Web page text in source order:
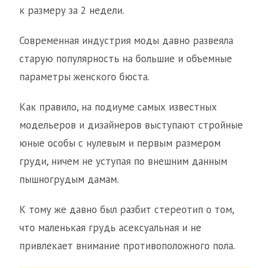
к размеру за 2 недели.
Современная индустрия моды давно развеяла
старую популярность на большие и объемные
параметры женского бюста.
Как правило, на подиуме самых известных
модельеров и дизайнеров выступают стройные
юные особы с нулевым и первым размером
груди, ничем не уступая по внешним данным
пышногрудым дамам.
К тому же давно был разбит стереотип о том,
что маленькая грудь асексуальная и не
привлекает внимание противоположного пола.